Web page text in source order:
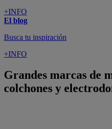
+INFO
El blog
Busca tu inspiración
+INFO
Grandes marcas de
colchones y